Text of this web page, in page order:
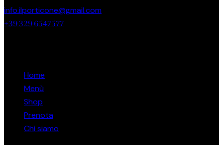
info.ilporticone@gmail.com
+39 329 6547577
Home
Menù
Shop
Prenota
Chi siamo